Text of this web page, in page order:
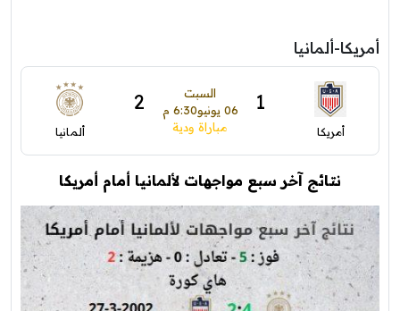
أمريكا-ألمانيا
أمريكا
1
السبت
06 يونيو
6:30 م 2
مباراة ودية ألمانيا
نتائج آخر سبع مواجهات لألمانيا أمام أمريكا